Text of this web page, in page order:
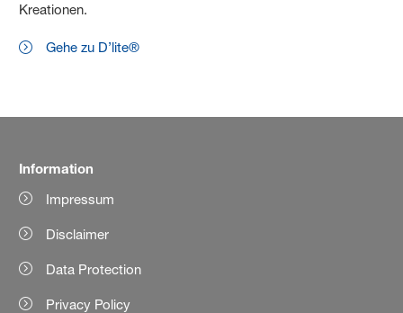
Kreationen.
Gehe zu D’lite®
Information
Impressum
Disclaimer
Data Protection
Privacy Policy